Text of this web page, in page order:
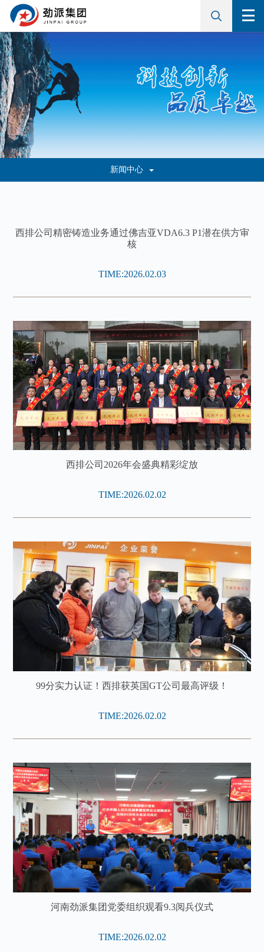
新闻中心
西排公司精密铸造业务通过佛吉亚VDA6.3 P1潜在供方审
核
TIME:2026.02.03
西排公司2026年会盛典精彩绽放
TIME:2026.02.02
99分实力认证！西排获英国GT公司最高评级！
TIME:2026.02.02
河南劲派集团党委组织观看9.3阅兵仪式
TIME:2026.02.02